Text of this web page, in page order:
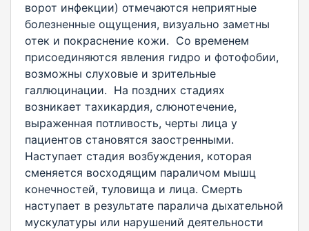
ворот инфекции) отмечаются неприятные
болезненные ощущения, визуально заметны
отек и покраснение кожи. Со временем
присоединяются явления гидро и фотофобии,
возможны слуховые и зрительные
галлюцинации. На поздних стадиях
возникает тахикардия, слюнотечение,
выраженная потливость, черты лица у
пациентов становятся заостренными.
Наступает стадия возбуждения, которая
сменяется восходящим параличом мышц
конечностей, туловища и лица. Смерть
наступает в результате паралича дыхательной
мускулатуры или нарушений деятельности